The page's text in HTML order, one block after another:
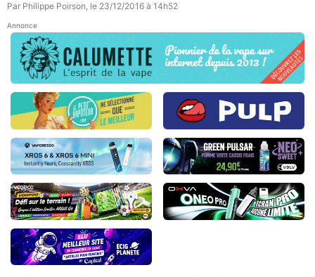
Par Philippe Poirson, le 23/12/2016 à 14h52
Annonce